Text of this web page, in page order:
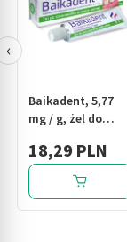
Baikadent, 5,77
mg / g, żel do
jamie ustnej, 15 g
18,29 PLN
‹